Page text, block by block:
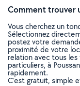
Comment trouver
Vous cherchez un
Sélectionnez
postez votre
proximité de votre
relation avec tous
particuliers, à
rapidement.
C’est gratuit, simple